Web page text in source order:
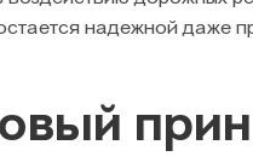
надежной даже